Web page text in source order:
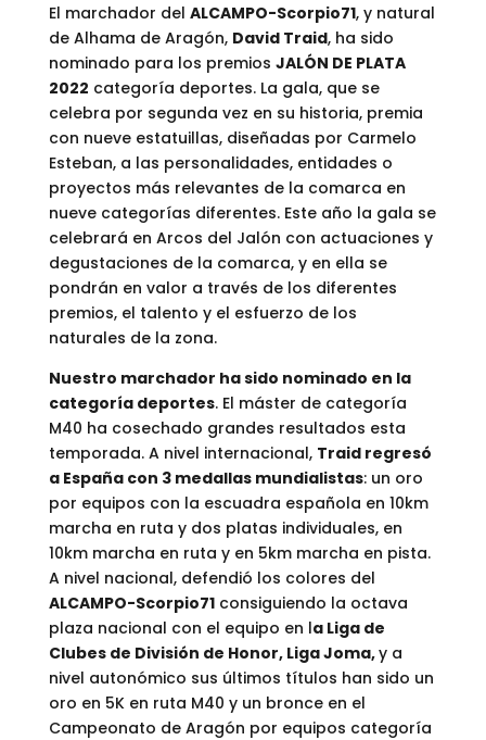
El marchador del ALCAMPO-Scorpio71, y natural
de Alhama de Aragón, David Traid, ha sido
nominado para los premios JALÓN DE PLATA
2022 categoría deportes. La gala, que se
celebra por segunda vez en su historia, premia
con nueve estatuillas, diseñadas por Carmelo
Esteban, a las personalidades, entidades o
proyectos más relevantes de la comarca en
nueve categorías diferentes. Este año la gala se
celebrará en Arcos del Jalón con actuaciones y
degustaciones de la comarca, y en ella se
pondrán en valor a través de los diferentes
premios, el talento y el esfuerzo de los
naturales de la zona.
Nuestro marchador ha sido nominado en la
categoría deportes. El máster de categoría
M40 ha cosechado grandes resultados esta
temporada. A nivel internacional, Traid regresó
a España con 3 medallas mundialistas: un oro
por equipos con la escuadra española en 10km
marcha en ruta y dos platas individuales, en
10km marcha en ruta y en 5km marcha en pista.
A nivel nacional, defendió los colores del
ALCAMPO-Scorpio71consiguiendo la octava
plaza nacional con el equipo en la Liga de
Clubes de División de Honor, Liga Joma,y a
nivel autonómico sus últimos títulos han sido un
oro en 5K en ruta M40 y un bronce en el
Campeonato de Aragón por equipos categoría